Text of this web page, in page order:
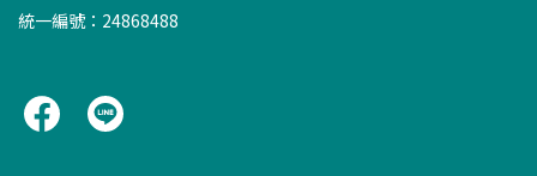
統一編號：24868488